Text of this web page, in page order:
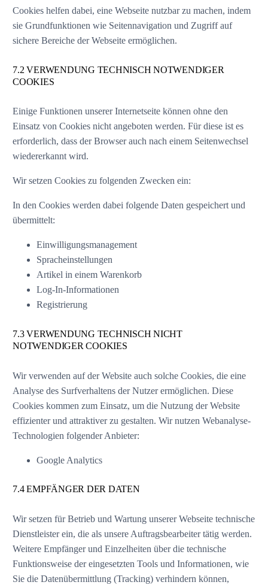
Cookies helfen dabei, eine Webseite nutzbar zu machen, indem
sie Grundfunktionen wie Seitennavigation und Zugriff auf
sichere Bereiche der Webseite ermöglichen.
7.2 VERWENDUNG TECHNISCH NOTWENDIGER
COOKIES
Einige Funktionen unserer Internetseite können ohne den
Einsatz von Cookies nicht angeboten werden. Für diese ist es
erforderlich, dass der Browser auch nach einem Seitenwechsel
wiedererkannt wird.
Wir setzen Cookies zu folgenden Zwecken ein:
In den Cookies werden dabei folgende Daten gespeichert und
übermittelt:
Einwilligungsmanagement
Spracheinstellungen
Artikel in einem Warenkorb
Log-In-Informationen
Registrierung
7.3 VERWENDUNG TECHNISCH NICHT
NOTWENDIGER COOKIES
Wir verwenden auf der Website auch solche Cookies, die eine
Analyse des Surfverhaltens der Nutzer ermöglichen. Diese
Cookies kommen zum Einsatz, um die Nutzung der Website
effizienter und attraktiver zu gestalten. Wir nutzen Webanalyse-
Technologien folgender Anbieter:
Google Analytics
7.4 EMPFÄNGER DER DATEN
Wir setzen für Betrieb und Wartung unserer Webseite technische
Dienstleister ein, die als unsere Auftragsbearbeiter tätig werden.
Weitere Empfänger und Einzelheiten über die technische
Funktionsweise der eingesetzten Tools und Informationen, wie
Sie die Datenübermittlung (Tracking) verhindern können,